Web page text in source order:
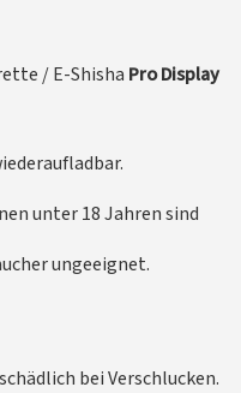
/ E-Shisha Pro Display
unter 18 Jahren sind
ungeeignet.
bei Verschlucken.